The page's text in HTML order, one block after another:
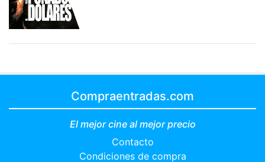
Compraentradas.com
El mejor cine al mejor precio
Contacto
Condiciones de compra